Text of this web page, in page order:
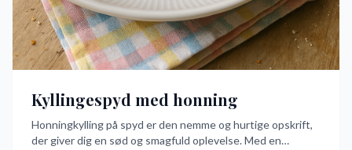
Kyllingespyd med honning
Honningkylling på spyd er den nemme og hurtige opskrift,
der giver dig en sød og smagfuld oplevelse. Med en